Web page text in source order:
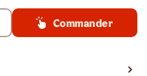
Commander